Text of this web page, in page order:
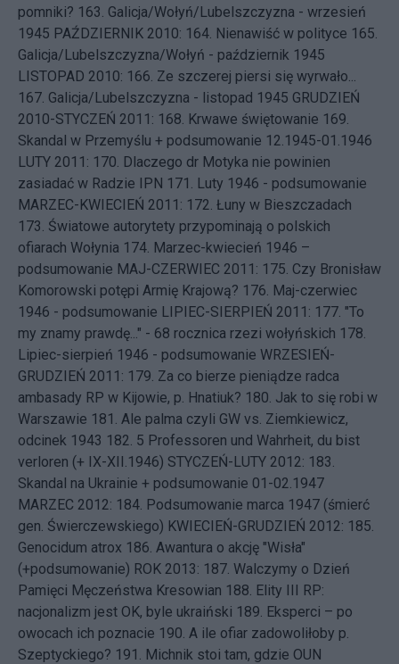
pomniki? 163. Galicja/Wołyń/Lubelszczyzna - wrzesień
1945 PAŹDZIERNIK 2010: 164. Nienawiść w polityce 165.
Galicja/Lubelszczyzna/Wołyń - październik 1945
LISTOPAD 2010: 166. Ze szczerej piersi się wyrwało...
167. Galicja/Lubelszczyzna - listopad 1945 GRUDZIEŃ
2010-STYCZEŃ 2011: 168. Krwawe świętowanie 169.
Skandal w Przemyślu + podsumowanie 12.1945-01.1946
LUTY 2011: 170. Dlaczego dr Motyka nie powinien
zasiadać w Radzie IPN 171.
Luty 1946 - podsumowanie
MARZEC-KWIECIEŃ 2011: 172. Łuny w Bieszczadach
173. Światowe autorytety przypominają o polskich
ofiarach Wołynia 174. Marzec-kwiecień 1946 –
podsumowanie MAJ-CZERWIEC 2011: 175. Czy Bronisław
Komorowski potępi Armię Krajową? 176. Maj-czerwiec
1946 - podsumowanie LIPIEC-SIERPIEŃ 2011: 177. "To
my znamy prawdę..." - 68 rocznica rzezi wołyńskich 178.
Lipiec-sierpień 1946 - podsumowanie WRZESIEŃ-
GRUDZIEŃ 2011: 179. Za co bierze pieniądze radca
ambasady RP w Kijowie, p. Hnatiuk? 180. Jak to się robi w
Warszawie 181. Ale palma czyli GW vs. Ziemkiewicz,
odcinek 1943 182. 5 Professoren und Wahrheit, du bist
verloren (+ IX-XII.1946) STYCZEŃ-LUTY 2012: 183.
Skandal na Ukrainie + podsumowanie 01-02.1947
MARZEC 2012: 184. Podsumowanie marca 1947 (śmierć
gen. Świerczewskiego) KWIECIEŃ-GRUDZIEŃ 2012: 185.
Genocidum atrox 186. Awantura o akcję "Wisła"
(+podsumowanie) ROK 2013: 187. Walczymy o Dzień
Pamięci Męczeństwa Kresowian 188. Elity III RP:
nacjonalizm jest OK, byle ukraiński 189. Eksperci – po
owocach ich poznacie 190. A ile ofiar zadowoliłoby p.
Szeptyckiego? 191.
Michnik stoi tam, gdzie OUN